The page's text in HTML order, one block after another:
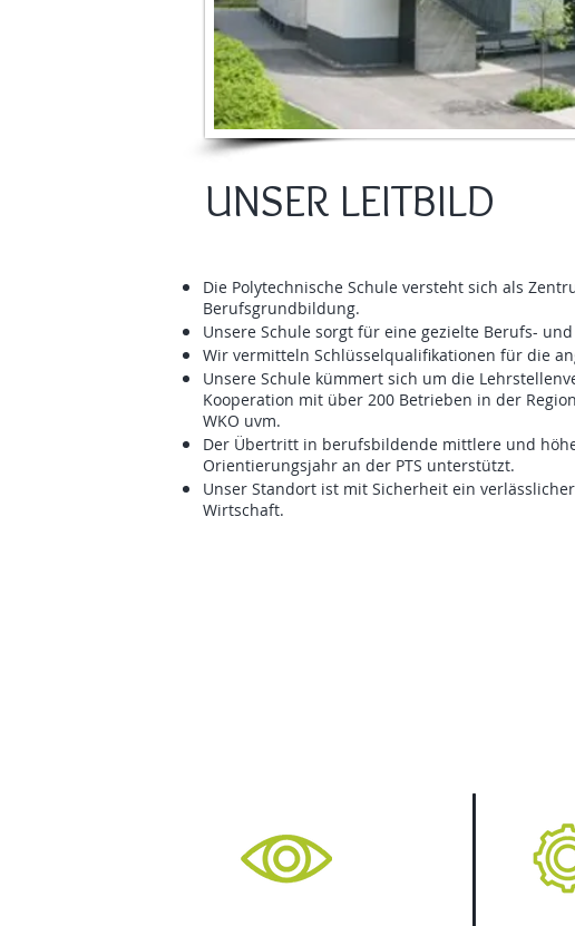
UNSER LEITBILD
Die Polytechnische Schule versteht sich als
Berufsgrundbildung.
Unsere Schule sorgt für eine gezielte Berufs-
Wir vermitteln Schlüsselqualifikationen für die
Unsere Schule kümmert sich um die
Kooperation mit über 200 Betrieben in der
WKO uvm.
Der Übertritt in berufsbildende mittlere und
Orientierungsjahr an der PTS unterstützt.
Unser Standort ist mit Sicherheit ein
Wirtschaft.